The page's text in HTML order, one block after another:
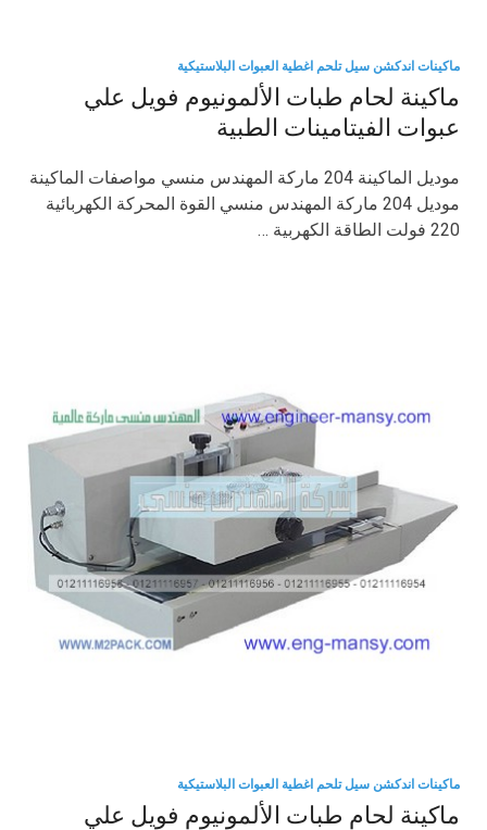
ماكينات اندكشن سيل تلحم اغطية العبوات البلاستيكية
ماكينة لحام طبات الألمونيوم فويل علي
عبوات الفيتامينات الطبية
موديل الماكينة 204 ماركة المهندس منسي مواصفات الماكينة
موديل 204 ماركة المهندس منسي القوة المحركة الكهربائية
220 فولت الطاقة الكهربية …
ماكينات اندكشن سيل تلحم اغطية العبوات البلاستيكية
ماكينة لحام طبات الألمونيوم فويل علي